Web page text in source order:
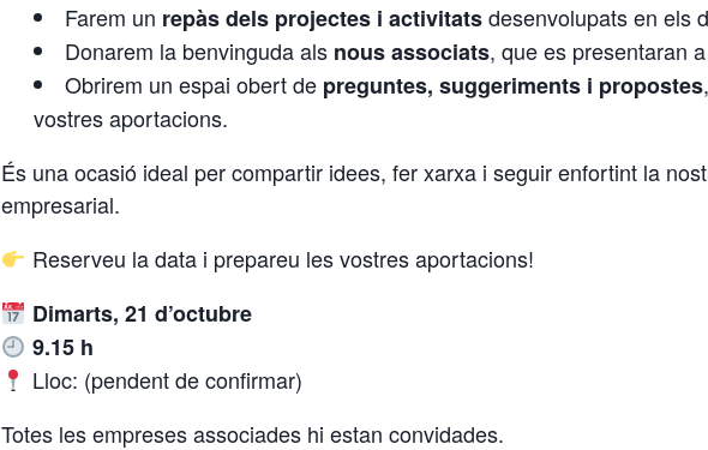
Farem un repàs dels projectes i activitatsdesenvolupats en els
Donarem la benvinguda als nous associats, que es presentaran
Obrirem un espai obert de preguntes, suggeriments i propostes
vostres aportacions.
És una ocasió ideal per compartir idees, fer xarxa i seguir enfortint la
empresarial.
Reserveu la data i prepareu les vostres aportacions!
Dimarts, 21 d’octubre
9.15 h
Lloc: (pendent de confirmar)
Totes les empreses associades hi estan convidades.